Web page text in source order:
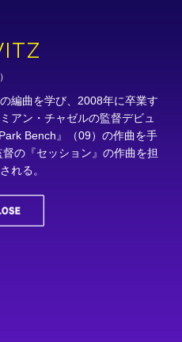
編曲を学び、2008年に卒業す
アン・チャゼルの監督デビュ
Bench』（09）の作曲を手
の『セッション』の作曲を担
れる。